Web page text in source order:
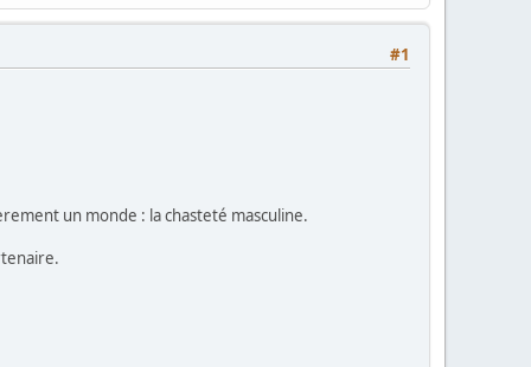
#1
un monde : la chasteté masculine.